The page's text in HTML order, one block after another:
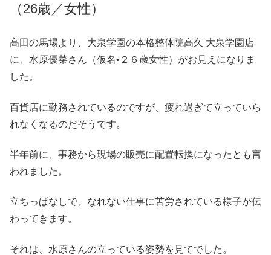
（26歳／女性）
高田の馬場より、大泉学園の本格整体院高久 大泉学園店
に、水原優菜さん（仮名•２６歳女性）がお見えになりま
した。
百貨店に勤務されているのですが、疲れ過ぎて立っていら
れなくなるのだそうです。
半年前に、事務から現場の販売に配置転換になったとも言
われました。
立ちっぱなしで、なれない仕事に苦労されている様子が伝
わってきます。
それは、水原さんの立っている姿勢を見てでした。